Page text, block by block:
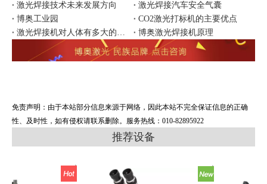
激光焊接技术未来发展方向
激光焊接汽车安全气囊
博奥工业园
CO2激光打标机的主要优点
激光焊接机对人体有多大的影响
博奥激光焊接机原理
免责声明：由于本站部分信息来源于网络，因此本站不完全保证信息的正确
性、及时性，如有侵权请联系删除。服务热线：010-82895922
推荐设备